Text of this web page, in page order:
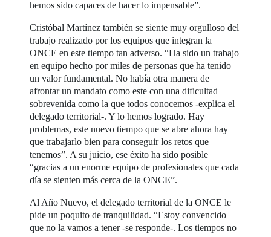
hemos sido capaces de hacer lo impensable”.
Cristóbal Martínez también se siente muy orgulloso del
trabajo realizado por los equipos que integran la
ONCE en este tiempo tan adverso. “Ha sido un trabajo
en equipo hecho por miles de personas que ha tenido
un valor fundamental. No había otra manera de
afrontar un mandato como este con una dificultad
sobrevenida como la que todos conocemos -explica el
delegado territorial-. Y lo hemos logrado. Hay
problemas, este nuevo tiempo que se abre ahora hay
que trabajarlo bien para conseguir los retos que
tenemos”. A su juicio, ese éxito ha sido posible
“gracias a un enorme equipo de profesionales que cada
día se sienten más cerca de la ONCE”.
Al Año Nuevo, el delegado territorial de la ONCE le
pide un poquito de tranquilidad. “Estoy convencido
que no la vamos a tener -se responde-. Los tiempos no